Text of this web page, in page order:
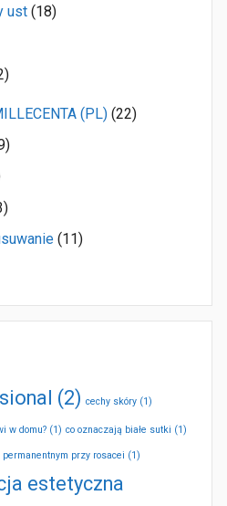
ust (18)
(PL) (22)
(11)
(2) cechy skóry (1)
w domu? (1) co oznaczają białe sutki (1)
przy rosacei (1)
estetyczna